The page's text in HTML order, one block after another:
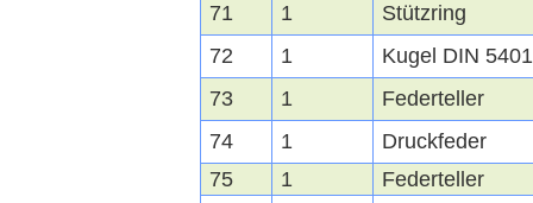
71
1
Stützring
72
1
Kugel DIN 5401
73
1
Federteller
74
1
Druckfeder
75
1
Federteller